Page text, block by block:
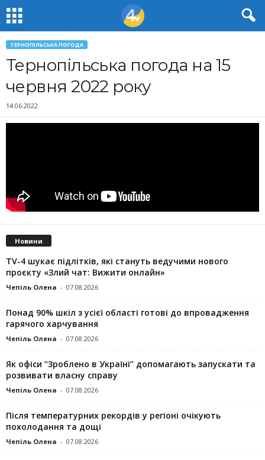
ТЕРНОПІЛЬСЬКА ПОГОДА
Тернопільська погода на 15
червня 2022 року
14.06.2022
Новини
TV-4 шукає підлітків, які стануть ведучими нового
проєкту «Злий чат: Вижити онлайн»
Чепіль Олена - 07.08.2026
Понад 90% шкіл з усієї області готові до впровадження
гарячого харчування
Чепіль Олена - 07.08.2026
Як офіси “Зроблено в Україні” допомагають запускaти та
розвивати власну справу
Чепіль Олена - 07.08.2026
Після температурних рекордів у регіоні очікують
похолодання та дощі
Чепіль Олена - 07.08.2026